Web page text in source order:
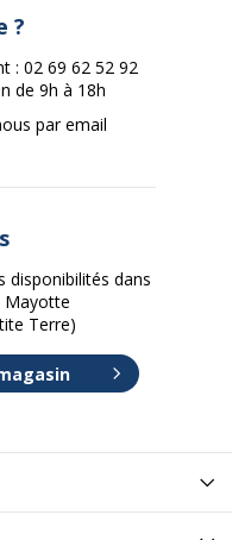
?
: 02 69 62 52 92
de 9h à 18h
par email
disponibilités dans
Mayotte
Terre)